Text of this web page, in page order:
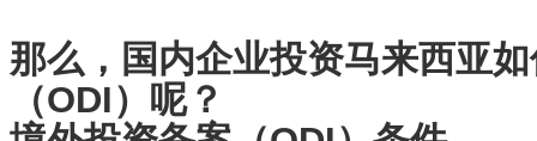
那么，国内企业投资马来西亚
（ODI）呢？